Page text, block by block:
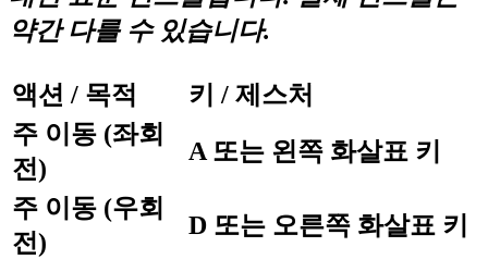
약간 다를 수 있습니다.
액션 / 목적
키 / 제스처
주 이동 (좌회
전)
A 또는 왼쪽 화살표 키
주 이동 (우회
전)
D 또는 오른쪽 화살표 키